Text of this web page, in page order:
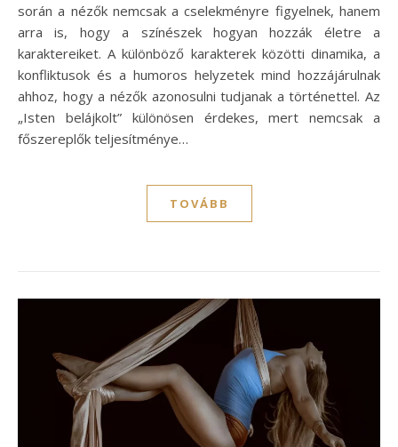
során a nézők nemcsak a cselekményre figyelnek, hanem
arra is, hogy a színészek hogyan hozzák életre a
karaktereiket. A különböző karakterek közötti dinamika, a
konfliktusok és a humoros helyzetek mind hozzájárulnak
ahhoz, hogy a nézők azonosulni tudjanak a történettel. Az
„Isten belájkolt” különösen érdekes, mert nemcsak a
főszereplők teljesítménye…
TOVÁBB